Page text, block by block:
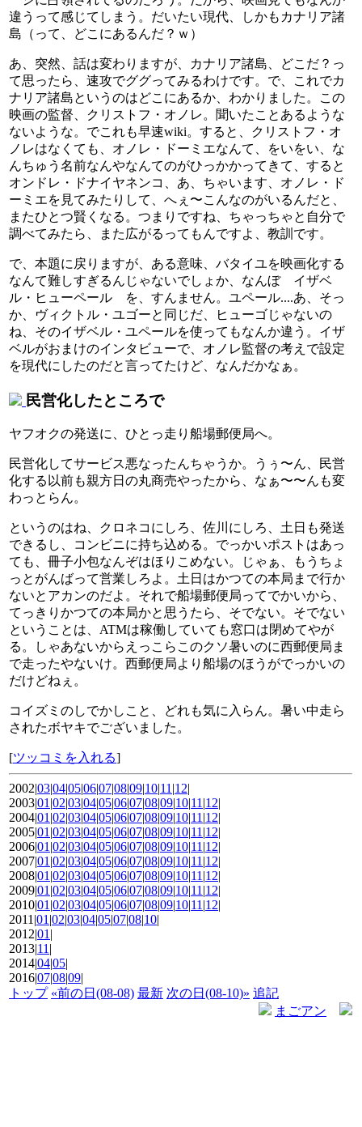
違うって感じてしまう。だいたい現代、しかもカナリア諸
島（って、どこにあるんだ？ｗ）
あ、突然、話は変わりますが、カナリア諸島、どこだ？っ
て思ったら、速攻でググってみるわけです。で、これでカ
ナリア諸島というのはどこにあるか、わかりました。この
映画の監督、クリストフ・オノレ。聞いたことあるような
ないような。でこれも早速wiki。すると、クリストフ・オ
ノレはなくても、オノレ・ドーミエなんて、をいをい、な
んちゅう名前なんやなんてのがひっかかってきて、すると
オンドレ・ドナイヤネンコ、あ、ちゃいます、オノレ・ド
ーミエを見てみたりして、へぇ〜こんなのがいるんだと、
またひとつ賢くなる。つまりですね、ちゃっちゃと自分で
調べてみたら、また広がるってもんですよ、教訓です。
で、本題に戻りますが、ある意味、バタイユを映画化する
なんて難しすぎるんじゃないでしょか、なんぼ イザベ
ル・ヒューペール を、すんません。ユペール....あ、そっ
か、ヴィクトル・ユゴーと同じだ、ヒューゴじゃないの
ね、そのイザベル・ユペールを使ってもなんか違う。イザ
ベルがおまけのインタビューで、オノレ監督の考えで設定
を現代にしたのだと言ってたけど、なんだかなぁ。
民営化したところで
ヤフオクの発送に、ひとっ走り船場郵便局へ。
民営化してサービス悪なったんちゃうか。うぅ〜ん、民営
化する以前も親方日の丸商売やったから、なぁ〜〜んも変
わっとらん。
というのはね、クロネコにしろ、佐川にしろ、土日も発送
できるし、コンビニに持ち込める。でっかいポストはあっ
ても、冊子小包なんぞはほりこめない。じゃぁ、もうちょ
っとがんばって営業しろよ。土日はかつての本局まで行か
ないとアカンのだよ。それで船場郵便局ってでかいから、
てっきりかつての本局かと思うたら、そでない。そでない
ということは、ATMは稼働していても窓口は閉めてやが
る。しゃあないからえっこらこのクソ暑いのに西郵便局ま
で走ったやないけ。西郵便局より船場のほうがでっかいの
だけどねぇ。
コイズミのしでかしこと、どれも気に入らん。暑い中走ら
されたボヤキでございました。
[ツッコミを入れる]
2002|03|04|05|06|07|08|09|10|11|12|
2003|01|02|03|04|05|06|07|08|09|10|11|12|
2004|01|02|03|04|05|06|07|08|09|10|11|12|
2005|01|02|03|04|05|06|07|08|09|10|11|12|
2006|01|02|03|04|05|06|07|08|09|10|11|12|
2007|01|02|03|04|05|06|07|08|09|10|11|12|
2008|01|02|03|04|05|06|07|08|09|10|11|12|
2009|01|02|03|04|05|06|07|08|09|10|11|12|
2010|01|02|03|04|05|06|07|08|09|10|11|12|
2011|01|02|03|04|05|07|08|10|
2012|01|
2013|11|
2014|04|05|
2016|07|08|09|
トップ «前の日(08-08) 最新 次の日(08-10)» 追記
まごアン